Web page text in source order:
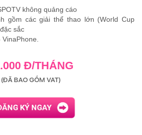
không quảng cáo
gồm các giải thể thao lớn (World Cup
sắc
Đ/THÁNG
(ĐÃ BAO GỒM VAT)